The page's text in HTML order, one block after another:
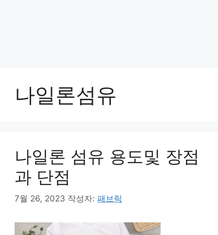
나일론섬유
나일론 섬유 용도및 장점
과 단점
7월 26, 2023 작성자: 패브릭